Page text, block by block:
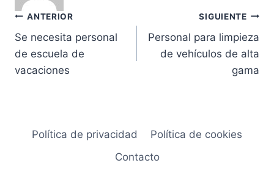
Navegación
de
entradas
ANTERIOR
Se necesita personal
de escuela de
vacaciones
SIGUIENTE
Personal para limpieza
de vehículos de alta
gama
Política de privacidad
Política de cookies
Contacto